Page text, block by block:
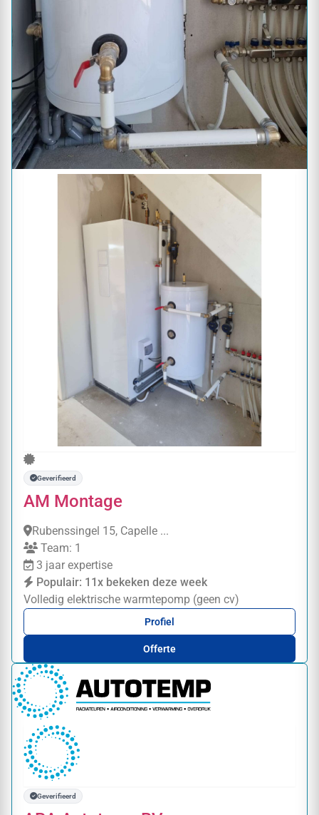
Geverifieerd
AM Montage
Rubenssingel 15, Capelle ...
Team: 1
3 jaar expertise
Populair: 11x bekeken deze week
Volledig elektrische warmtepomp (geen cv)
Profiel
Offerte
Geverifieerd